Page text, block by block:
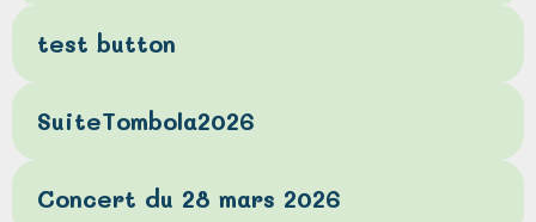
test button
SuiteTombola2026
Concert du 28 mars 2026